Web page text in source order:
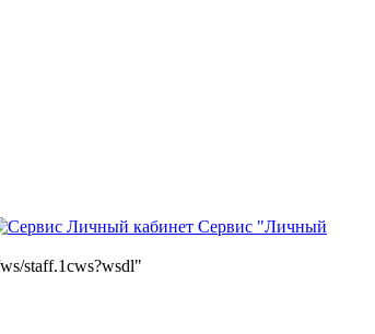
Сервис "Личный
staff.1cws?wsdl"